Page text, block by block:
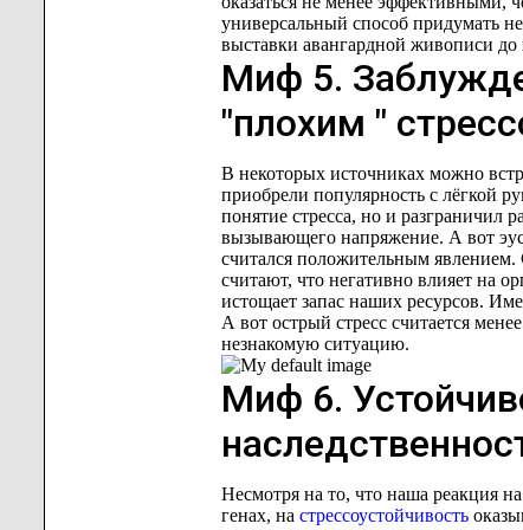
универсальный способ придумать
выставки авангардной живописи до
Миф 5.
"плохим "
В некоторых источниках можно
приобрели популярность с лёгкой
понятие стресса, но и разграничил
вызывающего напряжение. А вот
считался положительным
считают, что негативно влияет на
истощает запас наших ресурсов.
А вот острый стресс считается
незнакомую ситуацию.
Миф 6.
Несмотря на то, что наша реакция
генах, на стрессоустойчивость